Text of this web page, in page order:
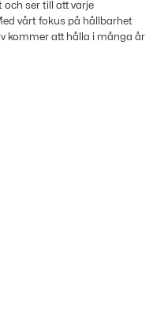
och ser till att varje
vårt fokus på hållbarhet
kommer att hålla i många år